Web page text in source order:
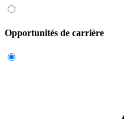
Opportunités de carrière